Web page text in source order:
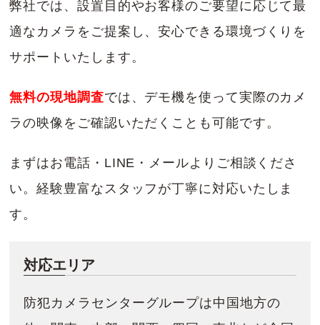
弊社では、設置目的やお客様のご要望に応じて最
適なカメラをご提案し、安心できる環境づくりを
サポートいたします。
無料の現地調査では、デモ機を使って実際のカメ
ラの映像をご確認いただくことも可能です。
まずはお電話・LINE・メールよりご相談くださ
い。経験豊富なスタッフが丁寧に対応いたしま
す。
対応エリア
防犯カメラセンターグループは中国地方の